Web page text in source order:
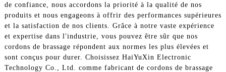
de confiance, nous accordons la priorité à la qualité de nos
produits et nous engageons à offrir des performances supérieures
et la satisfaction de nos clients. Grâce à notre vaste expérience
et expertise dans l'industrie, vous pouvez être sûr que nos
cordons de brassage répondent aux normes les plus élevées et
sont conçus pour durer. Choisissez HaiYuXin Electronic
Technology Co., Ltd. comme fabricant de cordons de brassage